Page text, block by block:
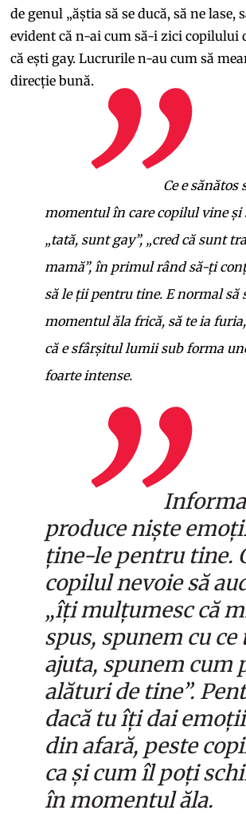
de genul „ăștia să se ducă, să ne lase,
evident că n-ai cum să-i zici copilului
că ești gay. Lucrurile n-au cum să
direcție bună.
Ce e sănătos
momentul în care copilul vine și
„tată, sunt gay”, „cred că sunt
mamă”, în primul rând să-ți
să le ții pentru tine. E normal să
momentul ăla frică, să te ia
că e sfârșitul lumii sub forma
foarte intense.
produce niște
ține-le pentru tine.
copilul nevoie să
„îți mulțumesc că
spus, spunem cu ce
ajuta, spunem cum
alături de tine”.
dacă tu îți dai
din afară, peste
ca și cum îl poți
în momentul ăla.